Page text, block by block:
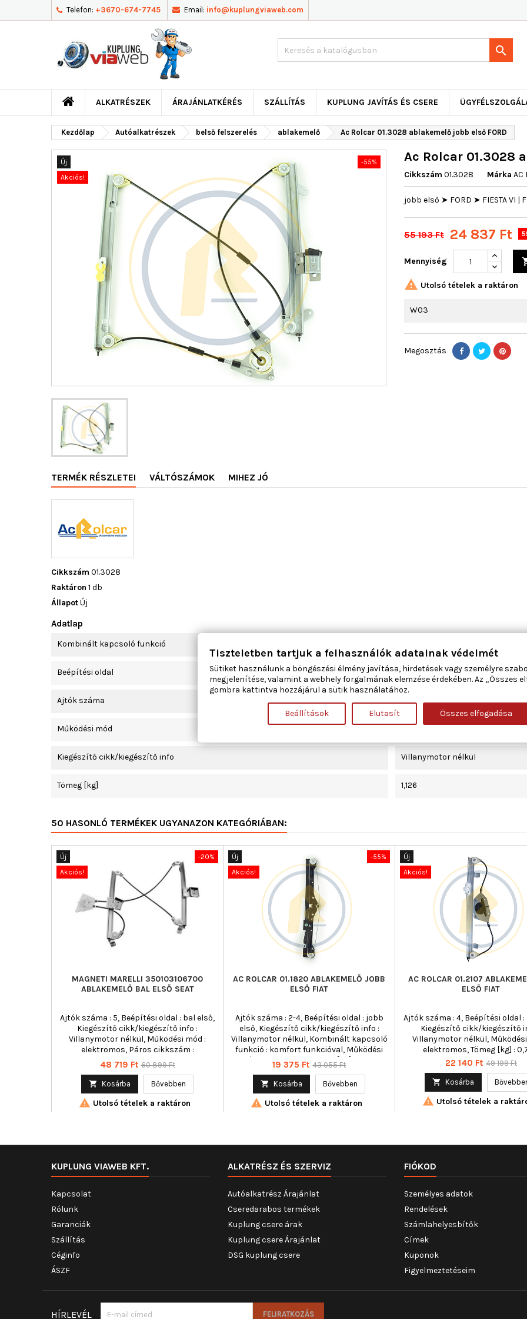
Telefon: +3670-674-7745 Email: info@kuplungviaweb.com

ALKATRÉSZEK ÁRAJÁNLATKÉRÉS SZÁLLÍTÁS KUPLUNG JAVÍTÁS ÉS CSERE
Kezdőlap Autóalkatrészek belső felszerelés ablakemelő Ac Rolcar 01.3028 ablakemelő jobb első FORD
Új
-55%
Akciós!
Ac Rolcar 01.3028
Cikkszám 01.3028 Márka AC
jobb első ➤ FORD ➤ FIESTA VI |
55 193 Ft 24 837 Ft
Mennyiség
 Utolsó tételek a raktáron
W03
Megosztás
TERMÉK RÉSZLETEI VÁLTÓSZÁMOK MIHEZ JÓ
Cikkszám 01.3028
Raktáron 1 db
ÁllapotÚj
Adatlap
Kombinált kapcsoló funkció
Beépítési oldal jobb első
Ajtók száma 2
Működési mód
Kiegészítő cikk/kiegészítő info Villanymotor nélkül
Tömeg [kg] 1,126
50 HASONLÓ TERMÉKEK UGYANAZON KATEGÓRIÁBAN:
-20%
Új
Akciós!
MAGNETI MARELLI 350103106700
ABLAKEMELŐ BAL ELSŐ SEAT
Ajtók száma : 5, Beépítési oldal : bal első,
Kiegészítő cikk/kiegészítő info :
Villanymotor nélkül, Működési mód :
elektromos, Páros cikkszám :
350103106800
Ár
48 719 Ft Normál
60 899 Ft
 Kosárba Bővebben
 Utolsó tételek a raktáron
-55%
Új
Akciós!
AC ROLCAR 01.1820 ABLAKEMELŐ JOBB
ELSŐ FIAT
Ajtók száma : 2-4, Beépítési oldal : jobb
első, Kiegészítő cikk/kiegészítő info :
Villanymotor nélkül, Kombinált kapcsoló
funkció : komfort funkcióval, Működési
mód : elektromos, Tömeg [kg] : 0,670
Ár
19 375 Ft Normál
43 055 Ft
 Kosárba Bővebben
 Utolsó tételek a raktáron
Új
Akciós!
AC ROLCAR 01.2107
ELSŐ FIAT
Ajtók száma : 4, Beépítési oldal
Kiegészítő cikk/kiegészítő
Villanymotor nélkül,
elektromos, Tömeg [kg] :
Ár
22 140 Ft Normál
49 199 Ft
 Kosárba
 Utolsó tételek a
KUPLUNG VIAWEB KFT.
Kapcsolat
Rólunk
Garanciák
Szállítás
Céginfo
ÁSZF
ALKATRÉSZ ÉS SZERVIZ
Autóalkatrész Árajánlat
Cseredarabos termékek
Kuplung csere árak
Kuplung csere Árajánlat
DSG kuplung csere
FIÓKOD
Személyes adatok
Rendelések
Számlahelyesbítők
Címek
Kuponok
Figyelmeztetéseim
HÍRLEVÉL
Tiszteletben tartjuk a felhasználók adatainak védelmét
Sütiket használunk a böngészési élmény javítása, hirdetések vagy személyre
megjelenítése, valamint a webhely forgalmának elemzése érdekében. Az „Összes
gombra kattintva hozzájárul a sütik használatához.
Beállítások Elutasít Összes elfogadása